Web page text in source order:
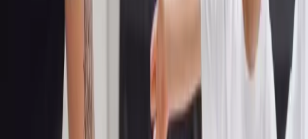
Meine Tochter und ich sind seit nem halben Jahr dabei.
super Team. Sehr familiär und freudig dran ihr Wissen
alt weiterzugeben. Jeder Schüler kommt auf seine
positiv gesehen seinem Wissenstand gefordert und
beste Entscheidung!
Karsten „Kalle“ Voss
Google-Rezension